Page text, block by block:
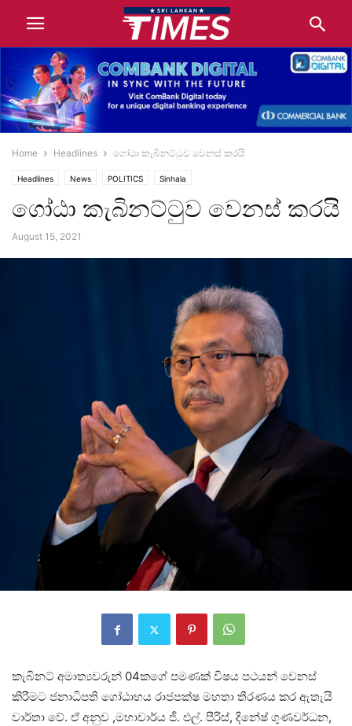
Home Headlines ගෝඨා කැබිනට්ටුව වෙනස් කරයි
Headlines News POLITICS Sinhala
ගෝඨා කැබිනට්ටුව වෙනස් කරයි
August 15, 2021
කැබිනට් අමාත්‍යවරුන් 04කගේ පමණක් විෂය පථයන් වෙනස්
කිරීමට ජනාධිපති ගෝඨාභය රාජපක්ෂ මහතා තීරණය කර ඇතැයි
වාර්තා වේ. ඒ අනුව ,මහාචාර්ය ජී. එල්. පීරිස්, දිනේෂ් ගුණවර්ධන,